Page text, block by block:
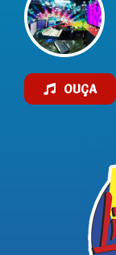
OUÇA